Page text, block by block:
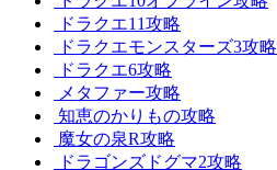
ドラクエ11攻略
ドラクエモンスターズ3攻略
ドラクエ6攻略
メタファー攻略
知恵のかりもの攻略
魔女の泉R攻略
ドラゴンズドグマ2攻略